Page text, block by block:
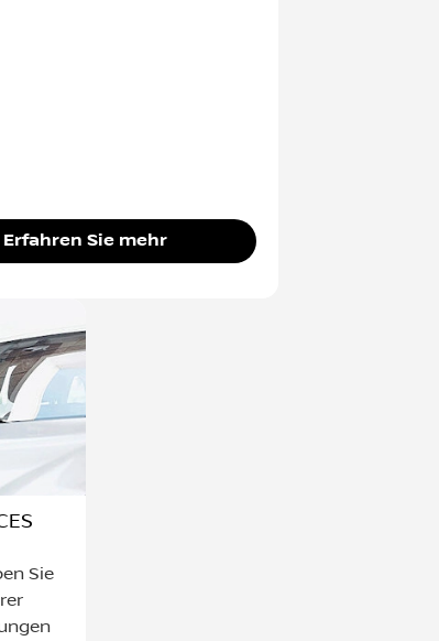
Erfahren Sie mehr
Sie